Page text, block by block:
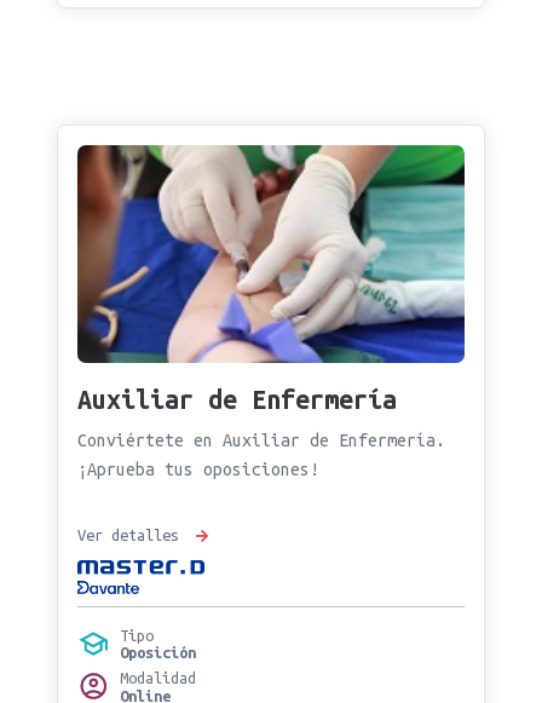
Auxiliar de Enfermería
Conviértete en Auxiliar de Enfermería.
¡Aprueba tus oposiciones!
Ver detalles
Tipo
Oposición
Modalidad
Online